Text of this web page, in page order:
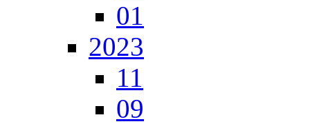
01
2023
11
09